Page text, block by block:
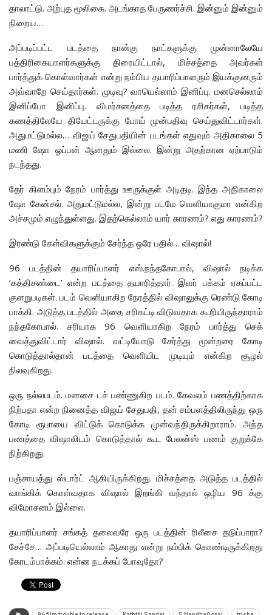
தாலாட்டு. அற்புத மூலிகை. அடங்காத பேருணர்ச்சி. இன்னும் இன்னும்
நிறைய…
அப்படிப்பட்ட படத்தை நான்கு நாட்களுக்கு முன்னாலேயே
பத்திரிகையாளர்களுக்கு திரையிட்டால், மிச்சத்தை அவர்கள்
பார்த்துக் கொள்வார்கள் என்று நம்பிய தயாரிப்பாளரும் இயக்குனரும்
அவ்வாறே செய்தார்கள். முடிவு? வாயெல்லாம் இனிப்பு. மனசெல்லாம்
இனிப்போ இனிப்பு. விமர்சனத்தை படித்த ரசிகர்கள், படித்த
கணத்திலேயே தியேட்டருக்கு போய் முன்பதிவு செய்துவிட்டார்கள்.
அதுமட்டுமல்ல… விஜய் சேதுபதியின் படங்கள் எதுவும் அதிகாலை 5
மணி ஷோ ஓப்பன் ஆனதும் இல்லை. இன்று அதற்கான ஏற்பாடும்
நடந்தது.
தேர் கிளம்பும் நேரம் பார்த்து ஊருக்குள் அடிதடி. இந்த அதிகாலை
ஷோ கேன்சல். அதுமட்டுமல்ல, இன்று படமே வெளியாகுமா என்கிற
அச்சமும் எழுந்துள்ளது. இதற்கெல்லாம் யார் காரணம்? எது காரணம்?
இரண்டு கேள்விகளுக்கும் சேர்ந்த ஒரே பதில்… விஷால்!
96 படத்தின் தயாரிப்பாளர் எஸ்.நந்தகோபால், விஷால் நடிக்க
‘கத்திசண்டை’ என்ற படத்தை தயாரித்தார். இவர் பக்கம் ஏகப்பட்ட
குளறுபடிகள். படம் வெளியாகிற நேரத்தில் விஷாலுக்கு ரெண்டு கோடி
பாக்கி. அடுத்த படத்தில் அதை சரிகட்டி விடுவதாக கூறியிருந்தாராம்
நந்தகோபால். சரியாக 96 வெளியாகிற நேரம் பார்த்து செக்
வைத்துவிட்டார் விஷால். வட்டியோடு சேர்த்து மூன்றரை கோடி
கொடுத்தால்தான் படத்தை வெளியிட முடியும் என்கிற சூழல்
நிலவுகிறது.
ஒரு நல்லபடம். மனசை டச் பண்ணுகிற படம். கேவலம் பணத்திற்காக
நிற்பதா என்ற நினைத்த விஜய் சேதுபதி, தன் சம்பளத்திலிருந்து ஒரு
கோடி ரூபாயை விட்டுக் கொடுக்க முன்வந்திருக்கிறாராம். அந்த
பணத்தை விஷாலிடம் கொடுத்தால் கூட பேலன்ஸ் பணம் குறுக்கே
நிற்கிறது.
பஞ்சாயத்து ஸ்டார்ட் ஆகியிருக்கிறது. மிச்சத்தை அடுத்த படத்தில்
வாங்கிக் கொள்வதாக விஷால் இறங்கி வந்தால் ஒழிய 96 க்கு
விமோசனம் இல்லை.
தயாரிப்பாளர் சங்கத் தலைவரே ஒரு படத்தின் ரிலீசை தடுப்பாரா?
சேச்சே… அப்படியெல்லாம் ஆகாது என்று நம்பிக் கொண்டிருக்கிறது
கோடம்பாக்கம். என்ன நடக்கப் போவுதோ?